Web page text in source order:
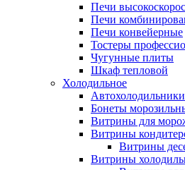
Печи
Печи
Печи конвейерные
Тостеры
Чугунные плиты
Шкаф тепловой
Холодильное
Автохолодильники
Бонеты
Витрины для
Витрины
Витрины
Витрины